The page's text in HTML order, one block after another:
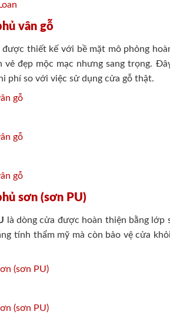
vân gỗ
thiết kế với bề mặt mô phỏng
vẻ đẹp mộc mạc nhưng sang trọng.
phí so với việc sử dụng cửa gỗ thật.
sơn (sơn PU)
là dòng cửa được hoàn thiện bằng lớp
tính thẩm mỹ mà còn bảo vệ cửa